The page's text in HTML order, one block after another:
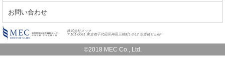
お問い合わせ
株式会社メック
〒101-0061 東京都千代田区神田三崎町1-3-12 水道橋ビル6F
©2018 MEC Co., Ltd.